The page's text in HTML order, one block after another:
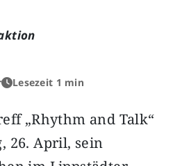
Lesezeit 1 min
„Rhythm and Talk“
26. April, sein